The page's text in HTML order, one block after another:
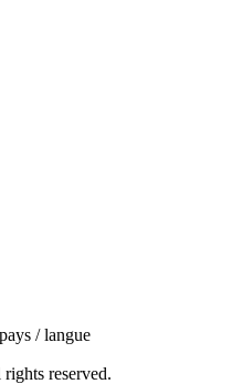
/ langue
reserved.